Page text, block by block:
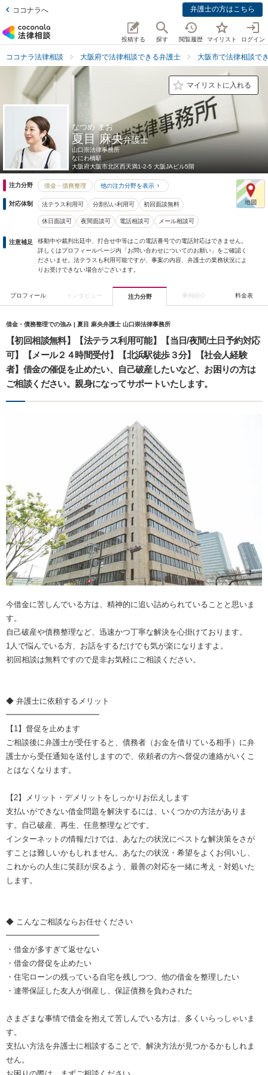
ココナラへ 弁護士の方はこちら
投稿する 探す 閲覧履歴 マイリスト ログイン
ココナラ法律相談 大阪府で法律相談できる弁護士 大阪市で法律相談で
マイリストに入れる
なつめ まお
夏目 麻央弁護士
山口崇法律事務所
なにわ橋駅
大阪府大阪市北区西天満1-2-5 大阪JAビル5階
注力分野 借金・債務整理 他の注力分野を表示
対応体制 法テラス利用可 分割払い利用可 初回面談無料
休日面談可 夜間面談可 電話相談可 メール相談可
注意補足
移動中や裁判出廷中、打合せ中等はこの電話番号での電話対応はできません。
詳しくはプロフィールページ内「お問い合わせについてのお願い」をご確認く
ださいませ。法テラスも利用可能ですが、事案の内容、弁護士の業務状況によ
りお受けできない場合がございます。
プロフィール インタビュー 注力分野 事例紹介 料金表
借金・債務整理での強み | 夏目 麻央弁護士 山口崇法律事務所
【初回相談無料】【法テラス利用可能】【当日/夜間/土日予約対応
可】【メール２４時間受付】【北浜駅徒歩３分】【社会人経験
者】借金の催促を止めたい、自己破産したいなど、お困りの方は
ご相談ください。親身になってサポートいたします。
今借金に苦しんでいる方は、精神的に追い詰められていることと思いま
す。
自己破産や債務整理など、迅速かつ丁寧な解決を心掛けております。
1人で悩んでいる方、お話をするだけでも気が楽になりますよ。
初回相談は無料ですので是非お気軽にご相談ください。
◆ 弁護士に依頼するメリット
━━━━━━━━━━━━
【1】督促を止めます
ご相談後に弁護士が受任すると、債務者（お金を借りている相手）に弁
護士から受任通知を送付しますので、依頼者の方へ督促の連絡がいくこ
とはなくなります。
【2】メリット・デメリットをしっかりお伝えします
支払いができない借金問題を解決するには、いくつかの方法がありま
す。自己破産、再生、任意整理などです。
インターネットの情報だけでは、あなたの状況にベストな解決策をさが
すことは難しいかもしれません。あなたの状況・希望をよくお伺いし、
これからの人生に笑顔が戻るよう、最善の対応を一緒に考え・対処いた
します。
◆ こんなご相談ならお任せください
━━━━━━━━━━━━
・借金が多すぎて返せない
・借金の督促を止めたい
・住宅ローンの残っている自宅を残しつつ、他の借金を整理したい
・連帯保証した友人が倒産し、保証債務を負わされた
さまざまな事情で借金を抱えて苦しんでいる方は、多くいらっしゃいま
す。
支払い方法を弁護士に相談することで、解決方法が見つかるかもしれま
せん。